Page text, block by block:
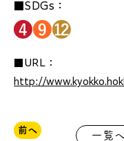
■SDGs：
■URL：
http://
前へ 一覧へ